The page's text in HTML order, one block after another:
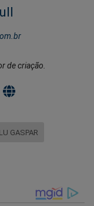
de criação.
GASPAR